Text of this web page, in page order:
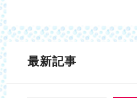
最新記事